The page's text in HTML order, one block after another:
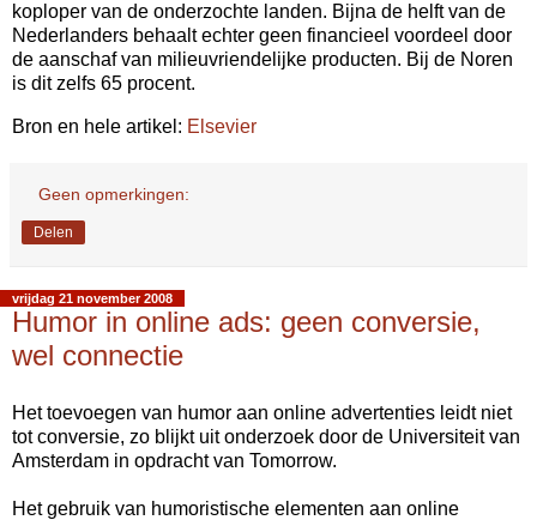
koploper van de onderzochte landen. Bijna de helft van de
Nederlanders behaalt echter geen financieel voordeel door
de aanschaf van milieuvriendelijke producten. Bij de Noren
is dit zelfs 65 procent.
Bron en hele artikel: Elsevier
Geen opmerkingen:
Delen
vrijdag 21 november 2008
Humor in online ads: geen conversie,
wel connectie
Het toevoegen van humor aan online advertenties leidt niet
tot conversie, zo blijkt uit onderzoek door de Universiteit van
Amsterdam in opdracht van Tomorrow.
Het gebruik van humoristische elementen aan online